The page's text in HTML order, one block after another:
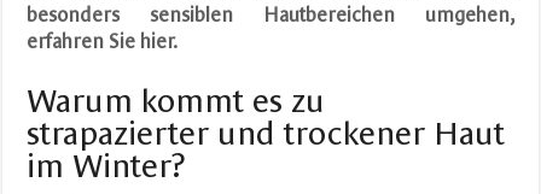
besonders sensiblen Hautbereichen umgehen,
erfahren Sie hier.
Warum kommt es zu
strapazierter und trockener Haut
im Winter?